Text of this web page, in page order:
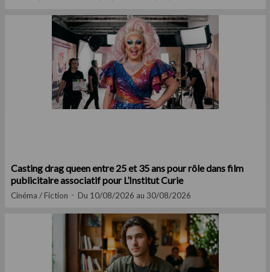
Casting drag queen entre 25 et 35 ans pour rôle dans film
publicitaire associatif pour L’Institut Curie
Cinéma / Fiction Du 10/08/2026 au 30/08/2026